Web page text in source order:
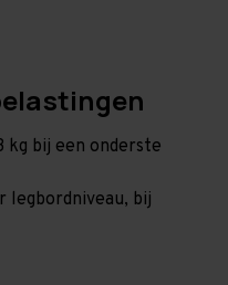
kg bij een onderste
legbordniveau, bij